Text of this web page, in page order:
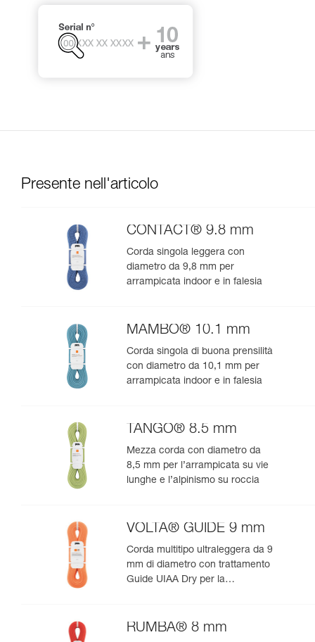
Presente nell'articolo
CONTACT® 9.8 mm
Corda singola leggera con
diametro da 9,8 mm per
arrampicata indoor e in falesia
MAMBO® 10.1 mm
Corda singola di buona prensilità
con diametro da 10,1 mm per
arrampicata indoor e in falesia
TANGO® 8.5 mm
Mezza corda con diametro da
8,5 mm per l’arrampicata su vie
lunghe e l’alpinismo su roccia
VOLTA® GUIDE 9 mm
Corda multitipo ultraleggera da 9
mm di diametro con trattamento
Guide UIAA Dry per la
RUMBA® 8 mm